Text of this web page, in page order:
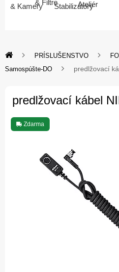
& Kamery& FiltreStabilizátory
Ateliér
PRÍSLUŠENSTVO
Samospúšte-DO
predlžovací
predlžovací kábel
Zdarma